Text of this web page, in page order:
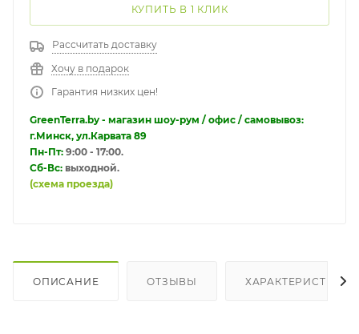
КУПИТЬ В 1 КЛИК
Рассчитать доставку
Хочу в подарок
Гарантия низких цен!
GreenTerra.by - магазин шоу-рум / офис / самовывоз:
г.Минск, ул.Карвата 89
Пн-Пт: 9:00 - 17:00.
Сб-Вс: выходной.
(схема проезда)
ОПИСАНИЕ ОТЗЫВЫ ХАРАКТЕРИСТИКИ